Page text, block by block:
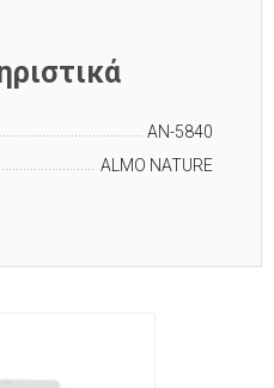
AN-5840
ALMO NATURE